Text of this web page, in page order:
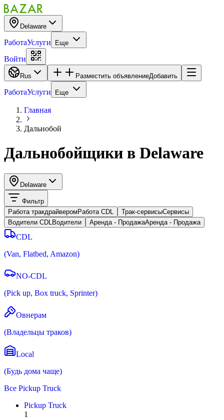
Delaware
РаботаУслуги Еще
Войти
Rus Разместить объявлениеДобавить
РаботаУслуги Еще
Главная
Дальнобой
Дальнобойщики в Delaware
Delaware
Фильтр
Работа тракдрайвером Работа CDL Трак-сервисыCервисы
Водители CDL Водители Аренда - ПродажаАренда - Продажа
CDL
(Van, Flatbed, Amazon)
NO-CDL
(Pick up, Box truck, Sprinter)
Овнерам
(Владельцы траков)
Local
(Будь дома чаще)
Все Pickup Truck
Pickup Truck
1